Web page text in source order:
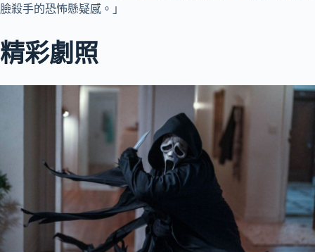
臉殺手的恐怖懸疑感。」
精彩劇照